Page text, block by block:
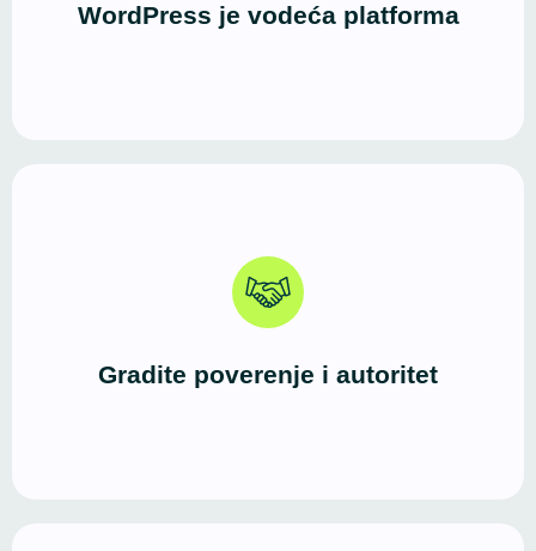
WordPress je vodeća platforma
veće sisteme i WooCommerce prodavnice.
Gradite poverenje i autoritet
Profesionalno izveden WordPress sajt jasno
komunicira ko ste, šta nudite i zašto ste pouzdan
kontaktu ili kupovini.